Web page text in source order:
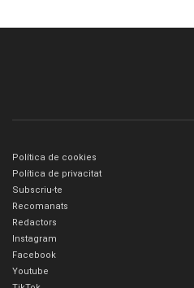
Política de cookies
Política de privacitat
Subscriu-te
Recomanats
Redactors
Instagram
Facebook
Youtube